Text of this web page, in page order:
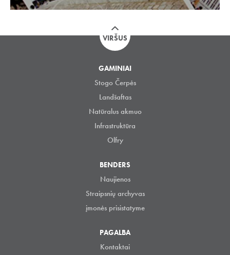
VIRŠUS
GAMINIAI
Stogo Čerpės
Landšaftas
Natūralus akmuo
Infrastruktūra
Olfry
BENDERS
Naujienos
Straipsnių archyvas
įmonės prisistatyme
PAGALBA
Kontaktai